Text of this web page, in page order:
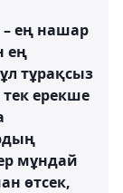
– ең нашар
ең
тұрақсыз
ерекше
мұндай
өтсек,